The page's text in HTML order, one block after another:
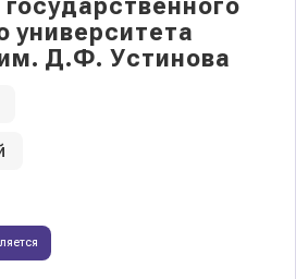
университета
Д.Ф. Устинова